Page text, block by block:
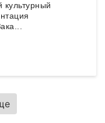
культурный